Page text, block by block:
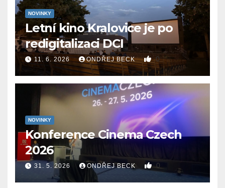
NOVINKY
Letní kino Kralovice je po
redigitalizaci DCI
11. 6. 2026 ONDŘEJ BECK 0
NOVINKY
Konference Cinema Czech
2026
31. 5. 2026 ONDŘEJ BECK 0